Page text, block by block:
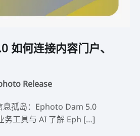
如何连接内容门户、
Release
息孤岛：Ephoto Dam 5.0
务工具与 AI 了解 Eph […]